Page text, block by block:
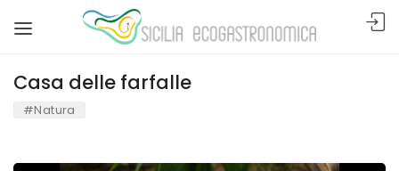
Casa delle farfalle
#Natura